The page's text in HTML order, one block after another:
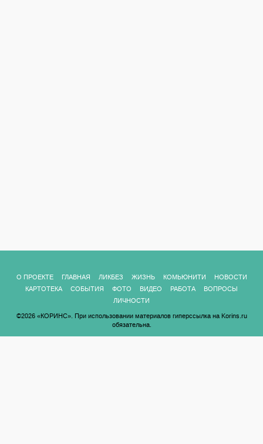
О ПРОЕКТЕ ГЛАВНАЯ ЛИКБЕЗ ЖИЗНЬ КОМЬЮНИТИ
НОВОСТИ
КАРТОТЕКА
СОБЫТИЯ ФОТО ВИДЕО РАБОТА
ВОПРОСЫ
ЛИЧНОСТИ
©2026 «КОРИНС». При использовании материалов гиперссылка на Korins.ru
обязательна.